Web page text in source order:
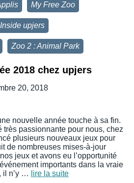
My Free Zoo
Inside upjers
Zoo 2 : Animal Park
2018 chez upjers
20, 2018
nouvelle année touche à sa fin.
très passionnante pour nous, chez
plusieurs nouveaux jeux pour
de nombreuses mises-à-jour
jeux et avons eu l’opportunité
importants dans la vraie
il n’y …
lire la suite